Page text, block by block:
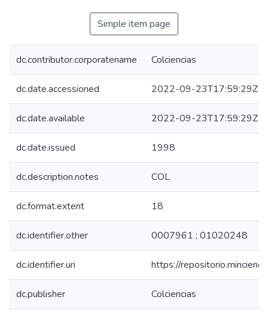
Simple item page
dc.contributor.corporatename Colciencias
dc.date.accessioned 2022-09-23T17:59:29Z
dc.date.available 2022-09-23T17:59:29Z
dc.date.issued 1998
dc.description.notes COL
dc.format.extent 18
dc.identifier.other 0007961 ; 01020248
dc.identifier.uri https://
dc.publisher Colciencias